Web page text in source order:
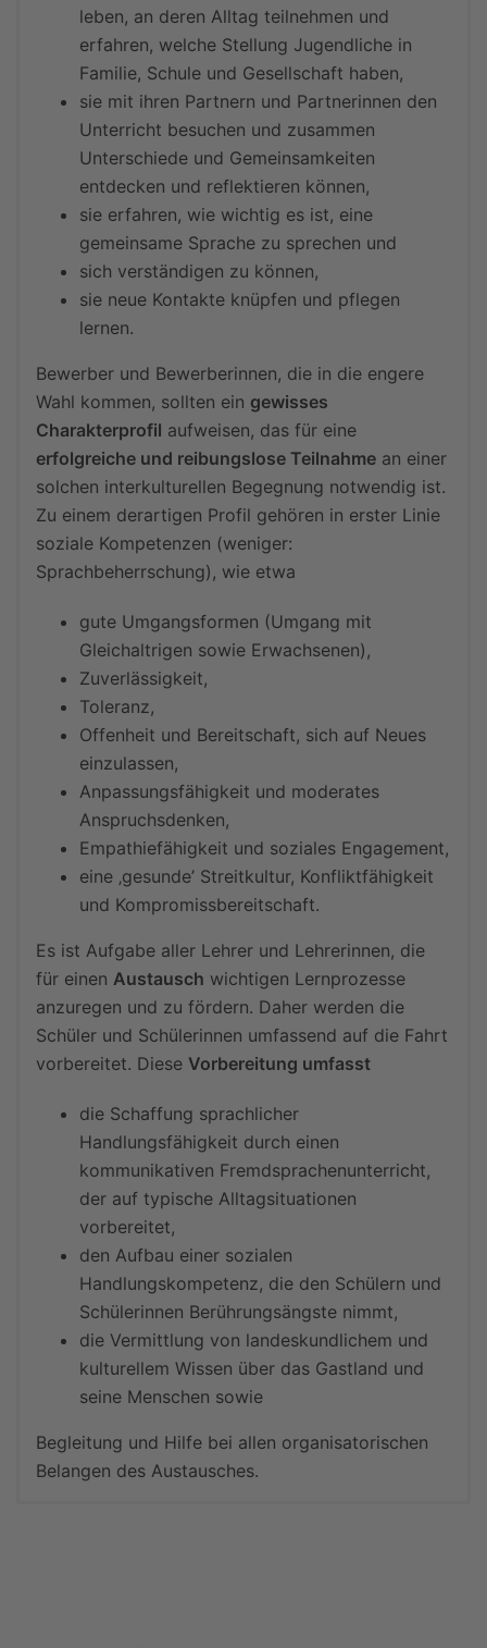
leben, an deren Alltag teilnehmen und
erfahren, welche Stellung Jugendliche in
Familie, Schule und Gesellschaft haben,
sie mit ihren Partnern und Partnerinnen den
Unterricht besuchen und zusammen
Unterschiede und Gemeinsamkeiten
entdecken und reflektieren können,
sie erfahren, wie wichtig es ist, eine
gemeinsame Sprache zu sprechen und
sich verständigen zu können,
sie neue Kontakte knüpfen und pflegen
lernen.
Bewerber und Bewerberinnen, die in die engere
Wahl kommen, sollten ein gewisses
Charakterprofil aufweisen, das für eine
erfolgreiche und reibungslose Teilnahme an einer
solchen interkulturellen Begegnung notwendig ist.
Zu einem derartigen Profil gehören in erster Linie
soziale Kompetenzen (weniger:
Sprachbeherrschung), wie etwa
gute Umgangsformen (Umgang mit
Gleichaltrigen sowie Erwachsenen),
Zuverlässigkeit,
Toleranz,
Offenheit und Bereitschaft, sich auf Neues
einzulassen,
Anpassungsfähigkeit und moderates
Anspruchsdenken,
Empathiefähigkeit und soziales Engagement,
eine ‚gesunde’ Streitkultur, Konfliktfähigkeit
und Kompromissbereitschaft.
Es ist Aufgabe aller Lehrer und Lehrerinnen, die
für einen Austausch wichtigen Lernprozesse
anzuregen und zu fördern. Daher werden die
Schüler und Schülerinnen umfassend auf die Fahrt
vorbereitet. Diese Vorbereitung umfasst
die Schaffung sprachlicher
Handlungsfähigkeit durch einen
kommunikativen Fremdsprachenunterricht,
der auf typische Alltagsituationen
vorbereitet,
den Aufbau einer sozialen
Handlungskompetenz, die den Schülern und
Schülerinnen Berührungsängste nimmt,
die Vermittlung von landeskundlichem und
kulturellem Wissen über das Gastland und
seine Menschen sowie
Begleitung und Hilfe bei allen organisatorischen
Belangen des Austausches.